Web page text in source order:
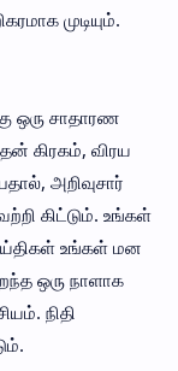
முடியும்.
ஒரு சாதாரண
கிரகம், விரய
அறிவுசார்
கிட்டும். உங்கள்
உங்கள் மன
ஒரு நாளாக
நிதி